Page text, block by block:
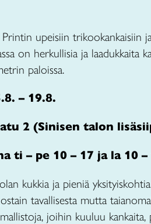
upeisiin trikookankaisiin
on herkullisia ja laadukkaita
paloissa.
– 19.8.
2 (Sinisen talon
ti – pe 10 – 17 ja la 10 –
kukkia ja pieniä
tavallisesta mutta
joihin kuuluu